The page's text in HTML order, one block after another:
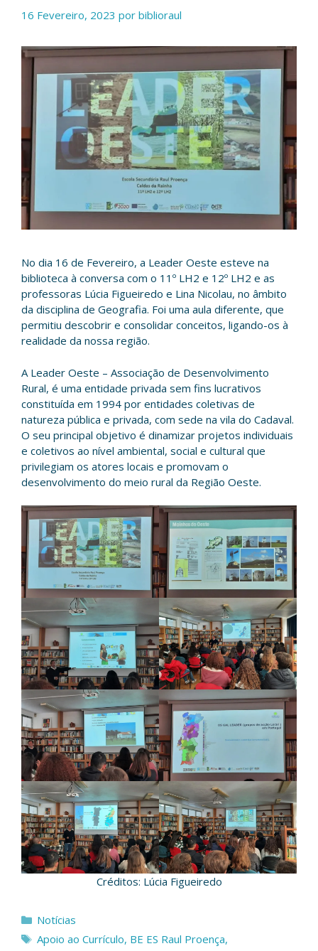
16 Fevereiro, 2023 por biblioraul
No dia 16 de Fevereiro, a Leader Oeste esteve na
biblioteca à conversa com o 11º LH2 e 12º LH2 e as
professoras Lúcia Figueiredo e Lina Nicolau, no âmbito
da disciplina de Geografia. Foi uma aula diferente, que
permitiu descobrir e consolidar conceitos, ligando-os à
realidade da nossa região.
A Leader Oeste – Associação de Desenvolvimento
Rural, é uma entidade privada sem fins lucrativos
constituída em 1994 por entidades coletivas de
natureza pública e privada, com sede na vila do Cadaval.
O seu principal objetivo é dinamizar projetos individuais
e coletivos ao nível ambiental, social e cultural que
privilegiam os atores locais e promovam o
desenvolvimento do meio rural da Região Oeste.
Créditos: Lúcia Figueiredo
Categorias
Notícias
Etiquetas
Apoio ao Currículo, BE ES Raul Proença,